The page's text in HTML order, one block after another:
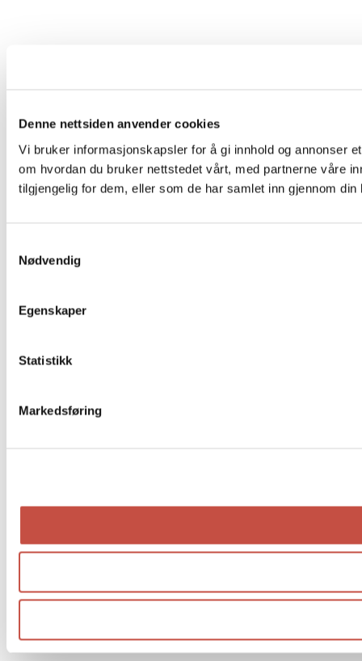
Denne nettsiden anvender cookies
Vi bruker informasjonskapsler for å gi innhold og annonser
om hvordan du bruker nettstedet vårt, med partnerne våre
tilgjengelig for dem, eller som de har samlet inn gjennom
Nødvendig
Egenskaper
Statistikk
Markedsføring